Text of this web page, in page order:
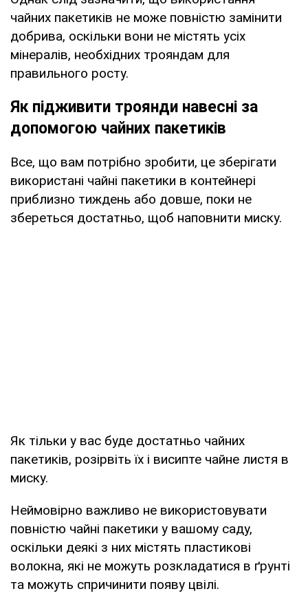
чайних пакетиків не може повністю замінити
добрива, оскільки вони не містять усіх
мінералів, необхідних трояндам для
правильного росту.
Як підживити троянди навесні за
допомогою чайних пакетиків
Все, що вам потрібно зробити, це зберігати
використані чайні пакетики в контейнері
приблизно тиждень або довше, поки не
збереться достатньо, щоб наповнити миску.
Як тільки у вас буде достатньо чайних
пакетиків, розірвіть їх і висипте чайне листя в
миску.
Неймовірно важливо не використовувати
повністю чайні пакетики у вашому саду,
оскільки деякі з них містять пластикові
волокна, які не можуть розкладатися в ґрунті
та можуть спричинити появу цвілі.